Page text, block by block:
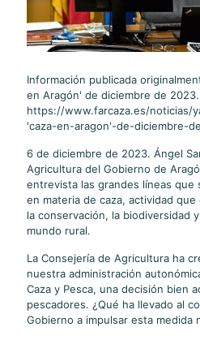
Información publicada
en Aragón' de diciembre de 2023.
https://www.farcaza.es/noticias/
'caza-en-aragon'-de-diciembre-
6 de diciembre de 2023. Ángel
Agricultura del Gobierno de
entrevista las grandes líneas que
en materia de caza, actividad
la conservación, la biodiversidad
mundo rural.
La Consejería de Agricultura ha
nuestra administración
Caza y Pesca, una decisión bien
pescadores. ¿Qué ha llevado al
Gobierno a impulsar esta medida